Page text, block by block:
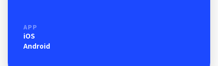
APP
iOS
Android